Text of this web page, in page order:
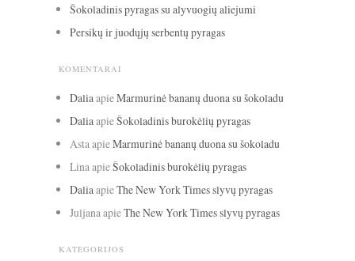
Šokoladinis pyragas su alyvuogių aliejumi
Persikų ir juodųjų serbentų pyragas
KOMENTARAI
Dalia apieMarmurinė bananų duona su šokoladu
Dalia apieŠokoladinis burokėlių pyragas
Asta apieMarmurinė bananų duona su šokoladu
Lina apieŠokoladinis burokėlių pyragas
Dalia apieThe New York Times slyvų pyragas
Juljana apieThe New York Times slyvų pyragas
KATEGORIJOS